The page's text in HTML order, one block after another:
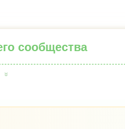
сообщества